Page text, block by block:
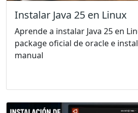
Instalar Java 25 en Linux
Aprende a instalar Java 25 en
package oficial de oracle e
manual